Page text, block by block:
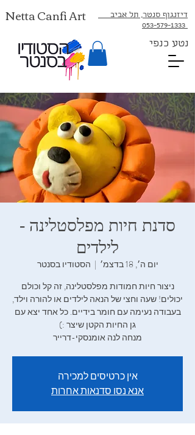
דיזנגוף סנטר, תל אביב
053-579-1333⁩
Netta Canfi Art
נטע כנפי
סדנת חיות מפלסטלינה -
לילדים
יום ה׳, 18 בדצמ׳
  |
הסטודיו בסנטר
ניצור חיות חמודות מפלסטלינה, זה קל וכולם
יכולים! שעה וחצי של הנאה לילדים או להורה וילד,
בעבודה נעימה עם חומר בידיים. כל אחד יצא עם
מנחה לנה אומנסקי-דרייר
אין כרטיסים למכירה
אנא נסו סדנאות אחרות